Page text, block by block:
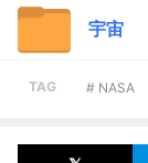
宇宙
TAG # NASA